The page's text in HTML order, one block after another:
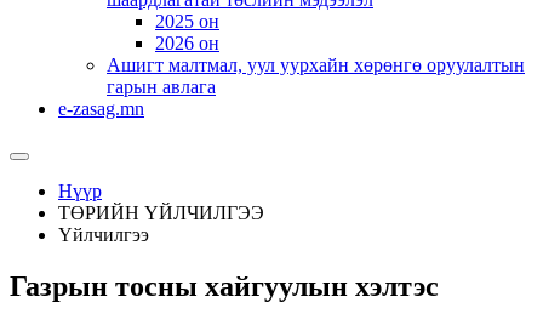
2025 он
2026 он
Ашигт малтмал, уул уурхайн хөрөнгө оруулалтын
гарын авлага
e-zasag.mn
Нүүр
ТӨРИЙН ҮЙЛЧИЛГЭЭ
Үйлчилгээ
Газрын тосны хайгуулын хэлтэс